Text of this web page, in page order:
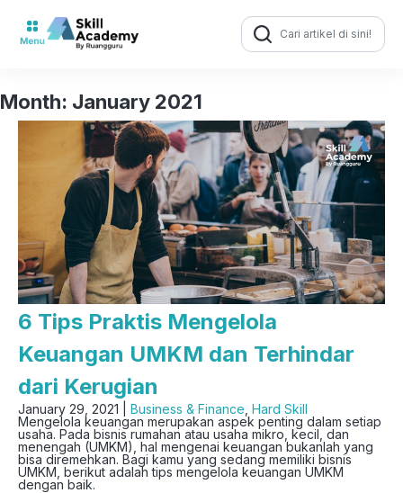
Search
for:
Month: January 2021
6 Tips Praktis Mengelola
Keuangan UMKM dan Terhindar
dari Kerugian
January 29, 2021 | Business & Finance Hard Skill
Mengelola keuangan merupakan aspek penting dalam setiap
usaha. Pada bisnis rumahan atau usaha mikro, kecil, dan
menengah (UMKM), hal mengenai keuangan bukanlah yang
bisa diremehkan. Bagi kamu yang sedang memiliki bisnis
UMKM, berikut adalah tips mengelola keuangan UMKM
dengan baik.